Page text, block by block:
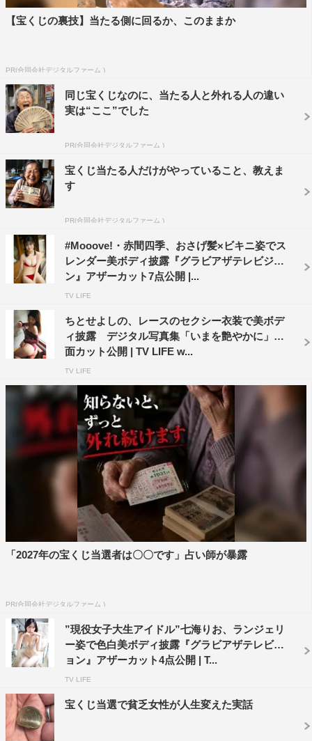
【宝くじの裏技】当たる側に回るか、このままか
PR(合同会社デジタルファーム )
同じ宝くじなのに、当たる人と外れる人の違い
実は“ここ”でした
PR(合同会社デジタルファーム )
宝くじ当たる人だけがやっていること、教えま
す
PR(合同会社デジタルファーム )
#Mooove!・赤間四季、おさげ髪×ビキニ姿でス
レンダー美ボディ披露『グラビアザテレビジョ
ン』アザーカット7点公開 |...
TV LIFE
ちとせよしの、レースのセクシー衣装で美ボデ
ィ披露 デジタル写真集「いまを艶やかに」誌
面カット公開 | TV LIFE w...
TV LIFE
「2027年の宝くじ当選者は〇〇です」占い師が暴露
PR(合同会社デジタルファーム )
”現役女子大生アイドル”七海りお、ランジェリ
ー姿で色白美ボディ披露『グラビアザテレビジ
ョン』アザーカット4点公開 | T...
TV LIFE
宝くじ当選で貧乏女性が人生変えた実話